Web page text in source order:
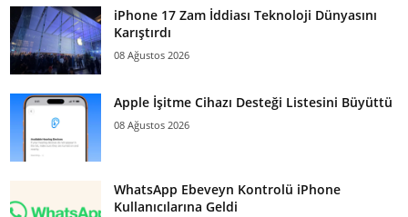
iPhone 17 Zam İddiası Teknoloji Dünyasını
Karıştırdı
08 Ağustos 2026
Apple İşitme Cihazı Desteği Listesini Büyüttü
08 Ağustos 2026
WhatsApp Ebeveyn Kontrolü iPhone
Kullanıcılarına Geldi